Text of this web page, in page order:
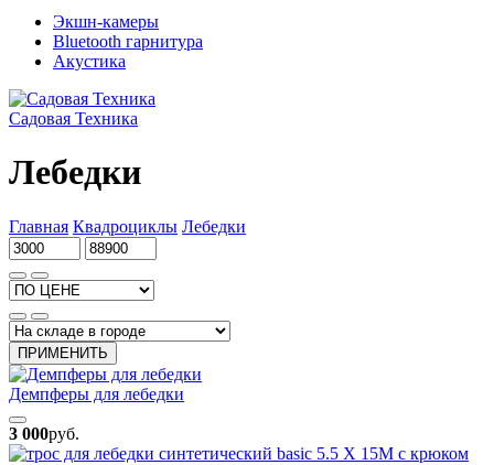
Экшн-камеры
Bluetooth гарнитура
Акустика
Садовая Техника
Лебедки
Главная Квадроциклы Лебедки
ПРИМЕНИТЬ
Демпферы для лебедки
3 000руб.